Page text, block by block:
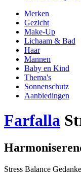
Merken
Gezicht
Make-Up
Lichaam & Bad
Haar
Mannen
Baby en Kind
Thema's
Sonnenschutz
Aanbiedingen
Farfalla
Stress Balance